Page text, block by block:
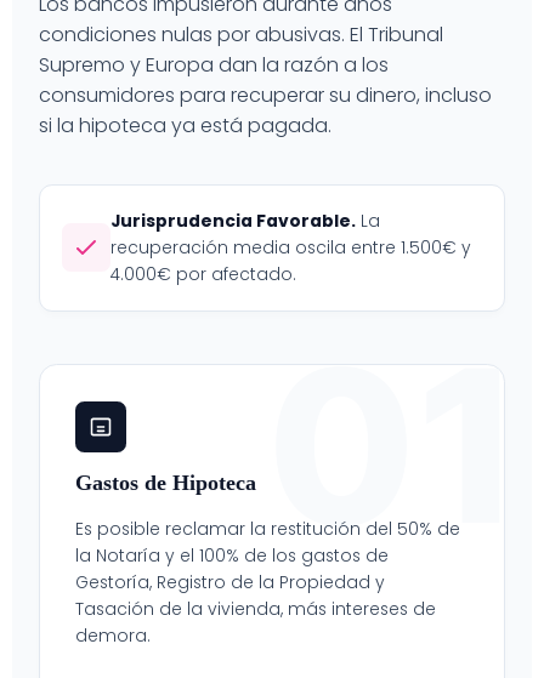
condiciones nulas por abusivas. El Tribunal
Supremo y Europa dan la razón a los
consumidores para recuperar su dinero, incluso
si la hipoteca ya está pagada.
Jurisprudencia Favorable. La
recuperación media oscila entre 1.500€ y
4.000€ por afectado.
01
Gastos de Hipoteca
Es posible reclamar la restitución del 50% de
la Notaría y el 100% de los gastos de
Gestoría, Registro de la Propiedad y
Tasación de la vivienda, más intereses de
demora.